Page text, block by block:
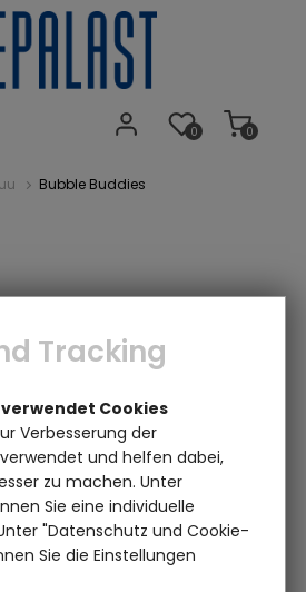
0
0
Bubble Buddies
Tracking
Cookies
Verbesserung der
und helfen dabei,
zu machen. Unter
Sie eine individuelle
"Datenschutz und Cookie-
Sie die Einstellungen